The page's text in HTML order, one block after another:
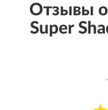
Отзывы
Super